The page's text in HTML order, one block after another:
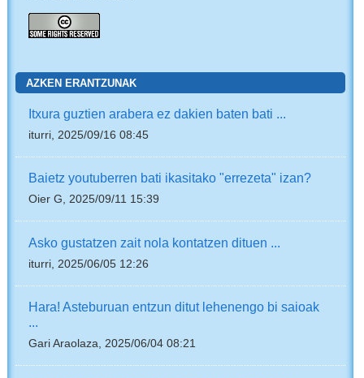
AZKEN ERANTZUNAK
Itxura guztien arabera ez dakien baten bati ...
iturri, 2025/09/16 08:45
Baietz youtuberren bati ikasitako "errezeta" izan?
Oier G, 2025/09/11 15:39
Asko gustatzen zait nola kontatzen dituen ...
iturri, 2025/06/05 12:26
Hara! Asteburuan entzun ditut lehenengo bi saioak
...
Gari Araolaza, 2025/06/04 08:21